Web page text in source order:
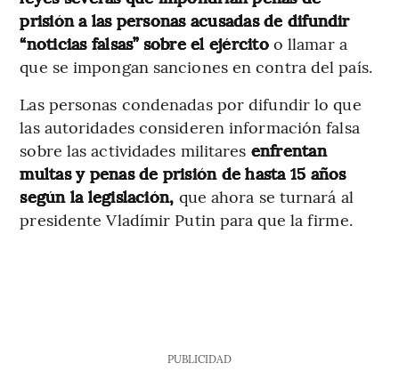
prisión a las personas acusadas de difundir
“noticias falsas” sobre el ejércitoo llamar a
que se impongan sanciones en contra del país.
Las personas condenadas por difundir lo que
las autoridades consideren información falsa
sobre las actividades militares enfrentan
multas y penas de prisión de hasta 15 años
según la legislación, que ahora se turnará al
presidente Vladímir Putin para que la firme.
PUBLICIDAD